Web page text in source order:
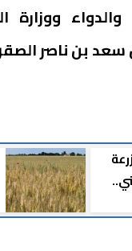
ووزارة
بن ناصر